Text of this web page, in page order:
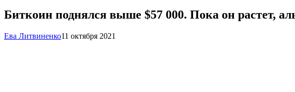
Биткоин поднялся выше $57 000. Пока он растет,
Ева Литвиненко11 октября 2021